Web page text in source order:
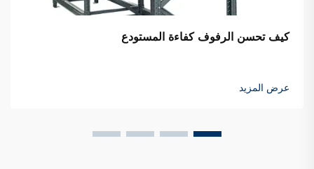
كيف تحسن الرفوف كفاءة المستودع
عرض المزيد